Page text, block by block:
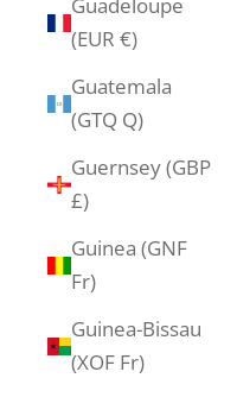
(EUR €)
Guatemala
(GTQ Q)
Guernsey (GBP
£)
Guinea (GNF
Fr)
Guinea-Bissau
(XOF Fr)